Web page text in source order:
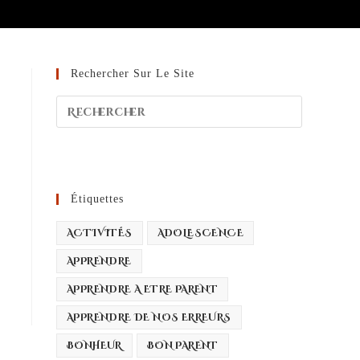
Rechercher Sur Le Site
Étiquettes
ACTIVITÉS ADOLESCENCE
APPRENDRE
APPRENDRE A ETRE PARENT
APPRENDRE DE NOS ERREURS
BONHEUR BON PARENT